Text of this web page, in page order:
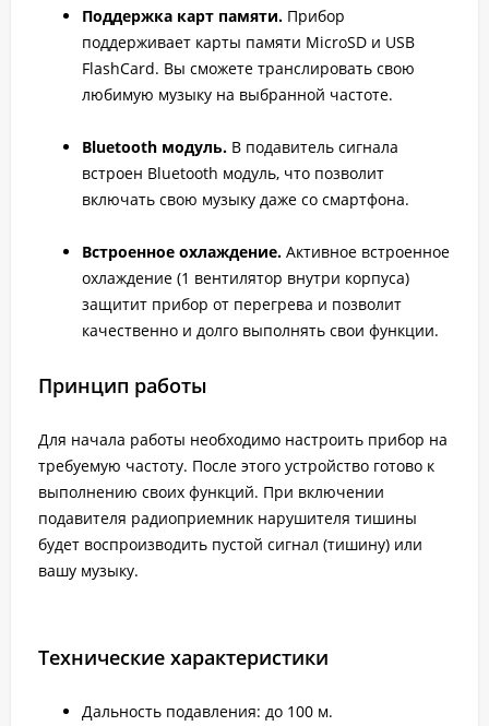
Поддержка карт памяти. Прибор
поддерживает карты памяти MicroSD и USB
FlashCard. Вы сможете транслировать свою
любимую музыку на выбранной частоте.
Bluetooth модуль. В подавитель сигнала
встроен Bluetooth модуль, что позволит
включать свою музыку даже со смартфона.
Встроенное охлаждение. Активное встроенное
охлаждение (1 вентилятор внутри корпуса)
защитит прибор от перегрева и позволит
качественно и долго выполнять свои функции.
Принцип работы
Для начала работы необходимо настроить прибор на
требуемую частоту. После этого устройство готово к
выполнению своих функций. При включении
подавителя радиоприемник нарушителя тишины
будет воспроизводить пустой сигнал (тишину) или
вашу музыку.
Технические характеристики
Дальность подавления: до 100 м.